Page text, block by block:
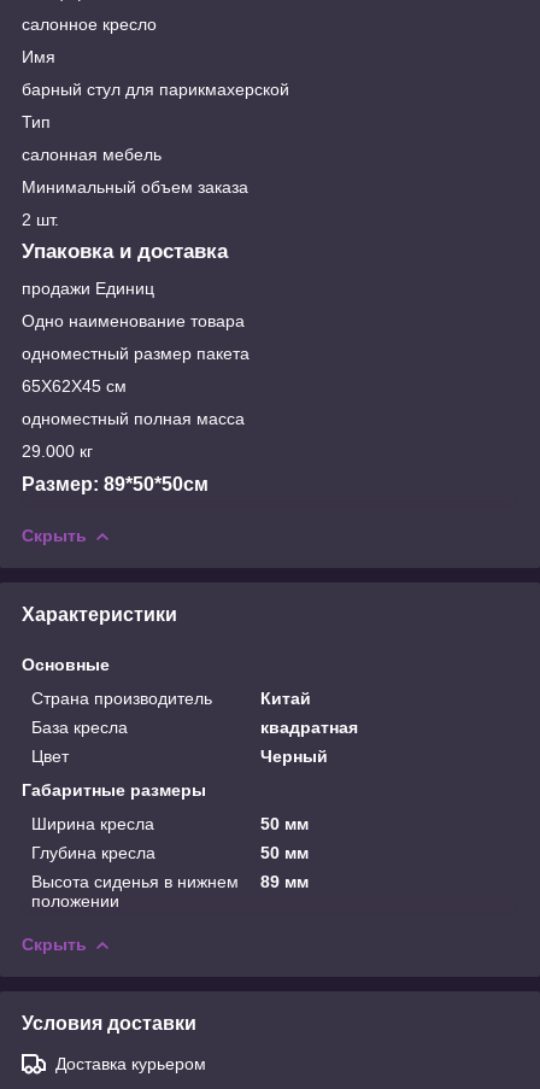
салонное кресло
Имя
барный стул для парикмахерской
Тип
салонная мебель
Минимальный объем заказа
2 шт.
Упаковка и доставка
продажи Единиц
Одно наименование товара
одноместный размер пакета
65X62X45 см
одноместный полная масса
29.000 кг
Размер: 89*50*50см
Скрыть
Характеристики
Основные
Страна производитель
Китай
База кресла
квадратная
Цвет
Черный
Габаритные размеры
Ширина кресла
50 мм
Глубина кресла
50 мм
Высота сиденья в нижнем
положении
89 мм
Скрыть
Условия доставки
Доставка курьером